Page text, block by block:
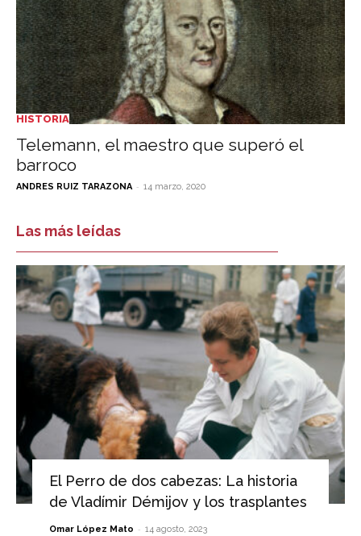
HISTORIA
Telemann, el maestro que superó el
barroco
ANDRES RUIZ TARAZONA - 14 marzo, 2020
Las más leídas
El Perro de dos cabezas: La historia
de Vladímir Démijov y los trasplantes
Omar López Mato - 14 agosto, 2023